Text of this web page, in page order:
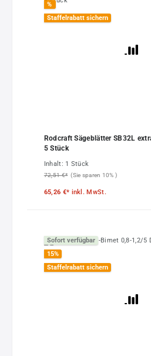
%
Staffelrabatt sichern
Rodcraft Sägeblätter SB32L
5 Stück
Inhalt: 1 Stück
72,51 €* (Sie sparen 10% )
65,26 €* inkl. MwSt.
Sofort verfügbar
15%
Staffelrabatt sichern